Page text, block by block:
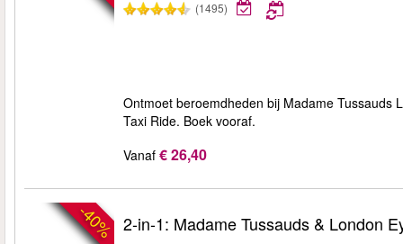
(1495)
Ontmoet beroemdheden bij Madame
Taxi Ride. Boek vooraf.
Vanaf € 26,40
-40% 2-in-1: Madame Tussauds & London